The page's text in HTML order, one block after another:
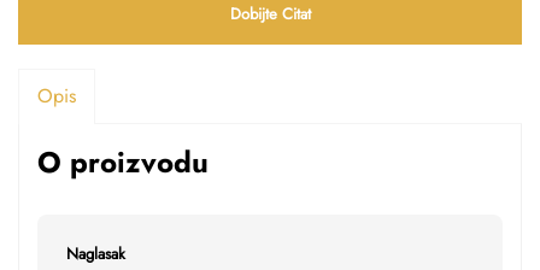
Dobijte Citat
Opis
O proizvodu
Naglasak